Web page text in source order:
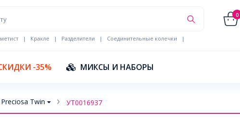
0
| Кракле | Разделители | Соединительные колечки
|
-35% МИКСЫ И НАБОРЫ
Twin УТ0016937